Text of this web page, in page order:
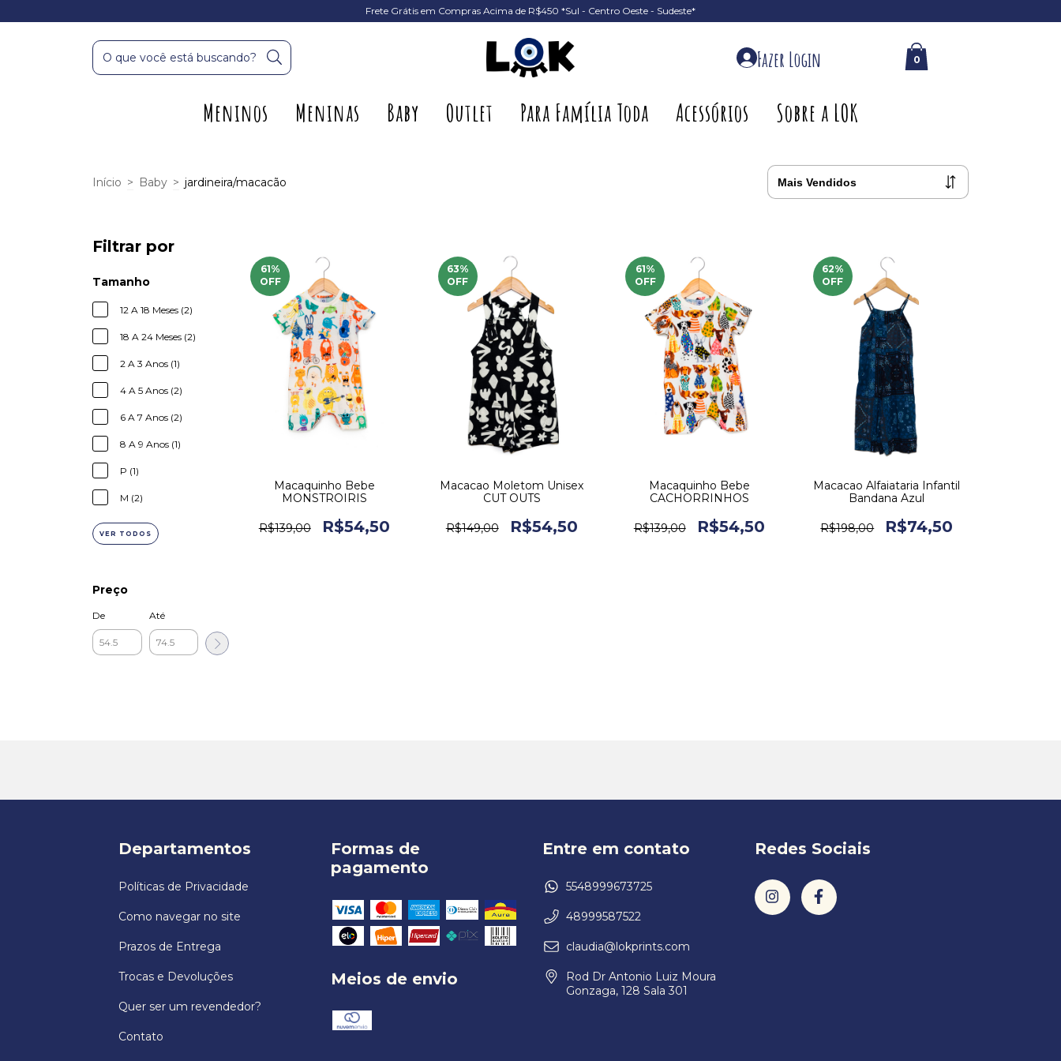
Frete Grátis em Compras Acima de R$450 *Sul - Centro Oeste - Sudeste*
Fazer Login 0
Meninos Meninas Baby Outlet Para Família Toda Acessórios Sobre a LOK
Início > Baby > jardineira/macacão
Filtrar por
Tamanho
12 A 18 Meses (2)
18 A 24 Meses (2)
2 A 3 Anos (1)
4 A 5 Anos (2)
6 A 7 Anos (2)
8 A 9 Anos (1)
P (1)
M (2)
VER TODOS
Preço
De Até
61%
OFF
Macaquinho Bebe
MONSTROIRIS
R$139,00 R$54,50
63%
OFF
Macacao Moletom Unisex
CUT OUTS
R$149,00 R$54,50
61%
OFF
Macaquinho Bebe
CACHORRINHOS
R$139,00 R$54,50
62%
OFF
Macacao Alfaiataria Infantil
Bandana Azul
R$198,00 R$74,50
Departamentos
Políticas de Privacidade
Como navegar no site
Prazos de Entrega
Trocas e Devoluções
Quer ser um revendedor?
Contato
Formas de
pagamento
Meios de envio
Entre em contato
5548999673725
48999587522
claudia@lokprints.com
Rod Dr Antonio Luiz Moura
Gonzaga, 128 Sala 301
Redes Sociais